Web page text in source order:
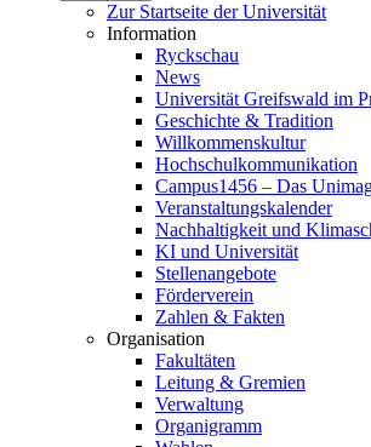
Zur Startseite der Universität
Information
Ryckschau
News
Universität Greifswald im
Geschichte & Tradition
Willkommenskultur
Hochschulkommunikation
Campus1456 – Das
Veranstaltungskalender
Nachhaltigkeit und
KI und Universität
Stellenangebote
Förderverein
Zahlen & Fakten
Organisation
Fakultäten
Leitung & Gremien
Verwaltung
Organigramm